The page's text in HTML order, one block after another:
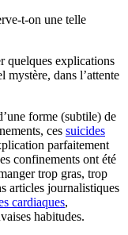
t-on une telle
quelques explications
mystère, dans l’attente
forme (subtile) de
ces suicides
parfaitement
confinements ont été
trop gras, trop
articles journalistiques
cardiaques,
habitudes.